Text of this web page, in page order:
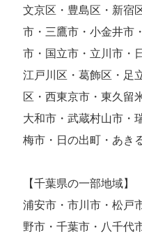
文京区・豊島区・新宿
市・三鷹市・小金井市
市・国立市・立川市・
江戸川区・葛飾区・足
区・西東京市・東久留
大和市・武蔵村山市・
梅市・日の出町・あき
【千葉県の一部地域】
浦安市・市川市・松戸
野市・千葉市・八千代